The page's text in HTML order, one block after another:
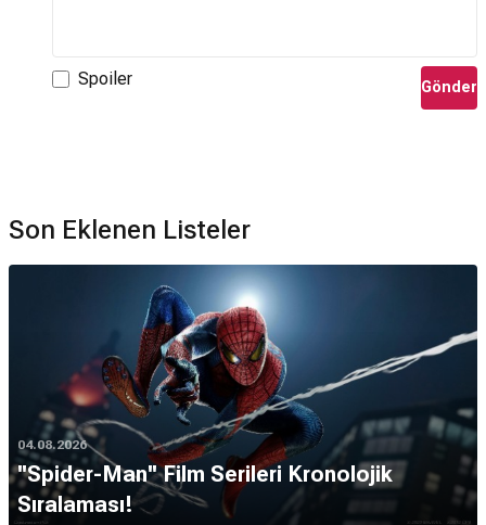
Spoiler Gönder
Son Eklenen Listeler
04.08.2026
''Spider-Man'' Film Serileri Kronolojik
Sıralaması!